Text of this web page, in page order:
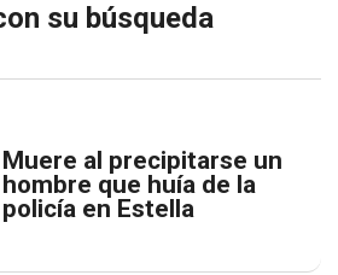
su búsqueda
Muere al precipitarse un
hombre que huía de la
policía en Estella